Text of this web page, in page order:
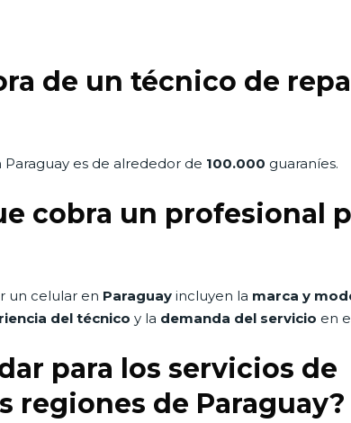
de un técnico de
es de alrededor de 100.000 guaraníes.
cobra un profesional
un celular en Paraguay incluyen la marca y
del técnico y la demanda del servicio en
para los servicios de
regiones de Paraguay?